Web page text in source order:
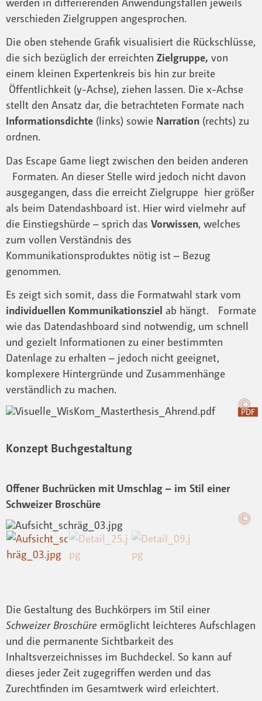
verschieden Zielgruppen angesprochen.
Die oben stehende Grafik visualisiert die Rückschlüsse,
die sich bezüglich der erreichten Zielgruppe, von
einem kleinen Expertenkreis bis hin zur breite
Öffentlichkeit (y-Achse), ziehen lassen. Die x-Achse
stellt den Ansatz dar, die betrachteten Formate nach
Informationsdichte (links) sowie Narration (rechts) zu
ordnen.
Das Escape Game liegt zwischen den beiden anderen
Formaten. An dieser Stelle wird jedoch nicht davon
ausgegangen, dass die erreicht Zielgruppe hier größer
als beim Datendashboard ist. Hier wird vielmehr auf
die Einstiegshürde – sprich das Vorwissen, welches
zum vollen Verständnis des
Kommunikationsproduktes nötig ist – Bezug
genommen.
Es zeigt sich somit, dass die Formatwahl stark vom
individuellen Kommunikationsziel ab hängt. Formate
wie das Datendashboard sind notwendig, um schnell
und gezielt Informationen zu einer bestimmten
Datenlage zu erhalten – jedoch nicht geeignet,
komplexere Hintergründe und Zusammenhänge
verständlich zu machen.
PDF
Konzept Buchgestaltung
Offener Buchrücken mit Umschlag – im Stil einer
Schweizer Broschüre
Die Gestaltung des Buchkörpers im Stil einer
Schweizer Broschüre ermöglicht leichteres Aufschlagen
und die permanente Sichtbarkeit des
Inhaltsverzeichnisses im Buchdeckel. So kann auf
dieses jeder Zeit zugegriffen werden und das
Zurechtfinden im Gesamtwerk wird erleichtert.